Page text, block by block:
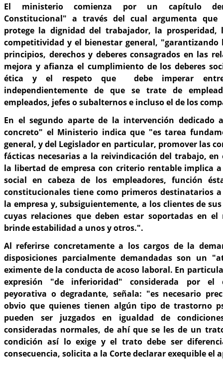
El ministerio comienza por un capítulo
Constitucional" a través del cual argumenta que
protege la dignidad del trabajador, la prosperidad,
competitividad y el bienestar general, "garantizando
principios, derechos y deberes consagrados en las
mejora y afianza el cumplimiento de los deberes
ética y el respeto que debe imperar entre
independientemente de que se trate de
empleados, jefes o subalternos e incluso el de los
En el segundo aparte de la intervención dedicado
concreto" el Ministerio indica que "es tarea
general, y del Legislador en particular, promover las
fácticas necesarias a la reivindicación del trabajo,
la libertad de empresa con criterio rentable implica
social en cabeza de los empleadores, función
constitucionales tiene como primeros destinatarios
la empresa y, subsiguientemente, a los clientes de
cuyas relaciones que deben estar soportadas en
brinde estabilidad a unos y otros.".
Al referirse concretamente a los cargos de la
disposiciones parcialmente demandadas son un
eximente de la conducta de acoso laboral. En
expresión "de inferioridad" considerada por el
peyorativa o degradante, señala: "es necesario
obvio que quienes tienen algún tipo de trastorno
pueden ser juzgados en igualdad de
consideradas normales, de ahí que se les de un
condición así lo exige y el trato debe ser
consecuencia, solicita a la Corte declarar exequible el